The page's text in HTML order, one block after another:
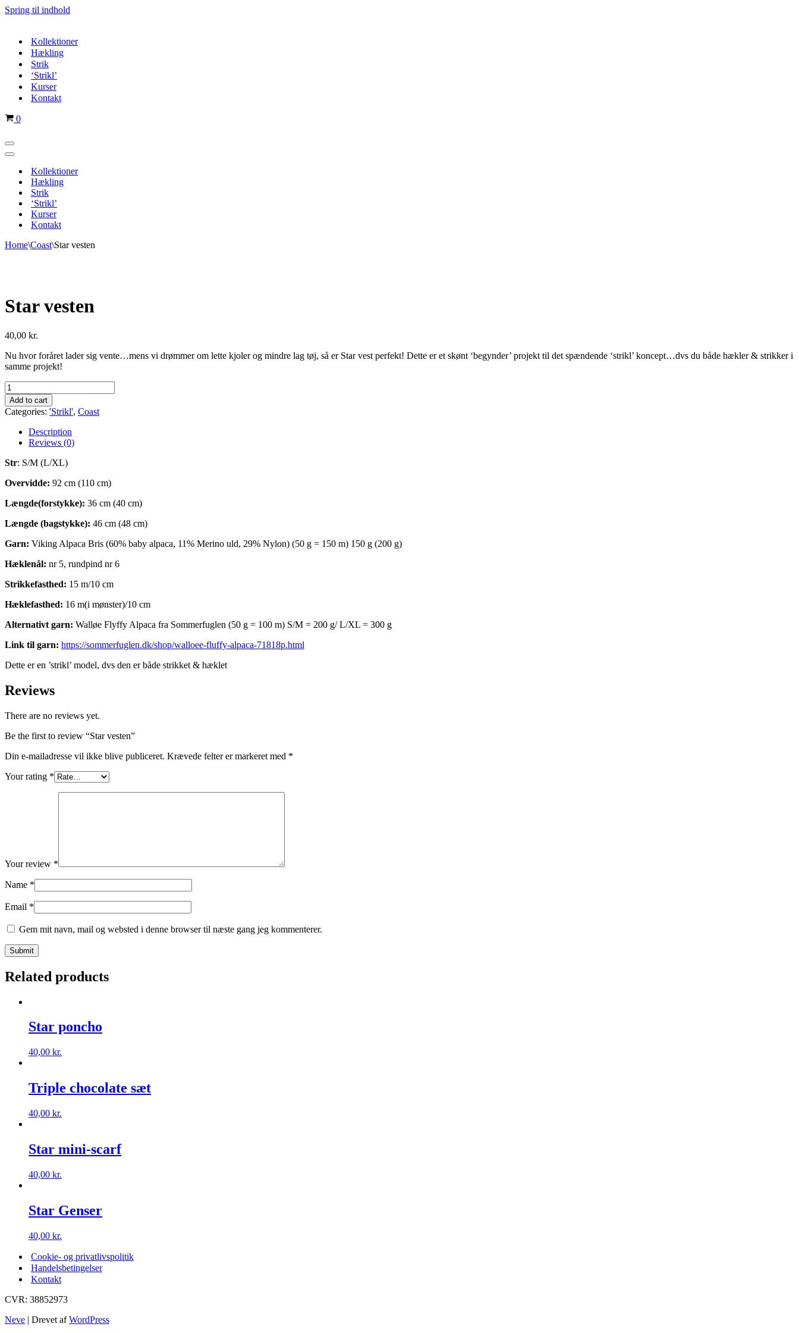
Spring til indhold
Kollektioner
Hækling
Strik
‘Strikl’
Kurser
Kontakt
Indkøbskurv
0
Navigation
menu
Navigation
Kollektioner
Hækling
Strik
‘Strikl’
Kurser
Kontakt
Home\Coast\Star vesten
Star vesten
40,00 kr.
Nu hvor foråret lader sig vente…mens vi drømmer om lette kjoler og mindre lag tøj, så er Star vest perfekt! Dette er et skønt ‘begynder’ projekt til det spændende ‘strikl’ koncept…dvs du både hækler & strikker i
samme projekt!
Star
vesten
quantity
Add to cart
Categories: 'Strikl', Coast
Description
Reviews (0)
Str: S/M (L/XL)
Overvidde: 92 cm (110 cm)
Længde(forstykke): 36 cm (40 cm)
Længde (bagstykke): 46 cm (48 cm)
Garn: Viking Alpaca Bris (60% baby alpaca, 11% Merino uld, 29% Nylon) (50 g = 150 m) 150 g (200 g)
Hæklenål: nr 5, rundpind nr 6
Strikkefasthed: 15 m/10 cm
Hæklefasthed: 16 m(i mønster)/10 cm
Alternativt garn: Walløe Flyffy Alpaca fra Sommerfuglen (50 g = 100 m) S/M = 200 g/ L/XL = 300 g
Link til garn: https://sommerfuglen.dk/shop/walloee-fluffy-alpaca-71818p.html
Dette er en ’strikl’ model, dvs den er både strikket & hæklet
Reviews
There are no reviews yet.
Be the first to review “Star vesten”
Din e-mailadresse vil ikke blive publiceret. Krævede felter er markeret med *
Your rating *
Your review *
Name *
Email *
Gem mit navn, mail og websted i denne browser til næste gang jeg kommenterer.
Related products
Star poncho
40,00 kr.
Triple chocolate sæt
40,00 kr.
Star mini-scarf
40,00 kr.
Star Genser
40,00 kr.
Cookie- og privatlivspolitik
Handelsbetingelser
Kontakt
CVR: 38852973
Neve | Drevet afWordPress